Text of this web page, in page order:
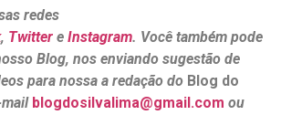
redes
, Twitter e Instagram. Você também pode
Blog, nos enviando sugestão de
para nossa a redação do Blog do
blogdosilvalima@gmail.com ou